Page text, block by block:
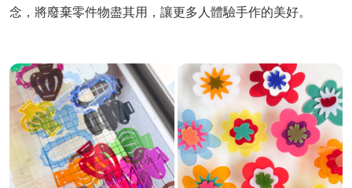
念，將廢棄零件物盡其用，讓更多人體驗手作的美好。